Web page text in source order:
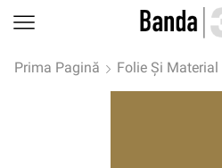
Prima Pagină Folie Și Material